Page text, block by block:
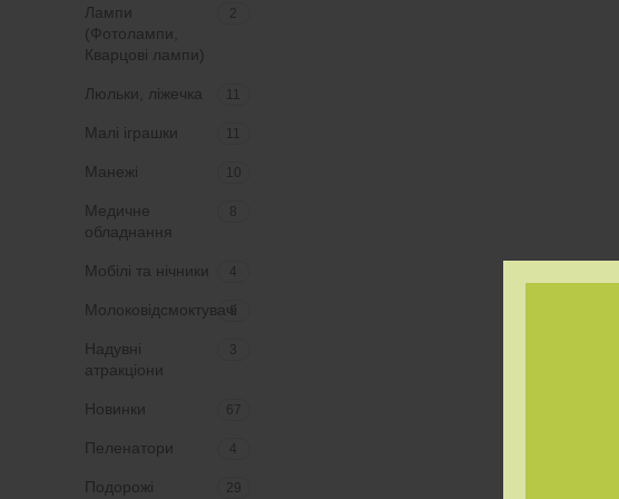
Лампи
(Фотолампи,
Кварцові лампи)
2
Люльки, ліжечка 11
Малі іграшки 11
Манежі 10
Медичне
обладнання
8
Мобілі та нічники
Молоковідсмоктувачі
9
Надувні
атракціони
3
Новинки 67
Пеленатори
Подорожі 29